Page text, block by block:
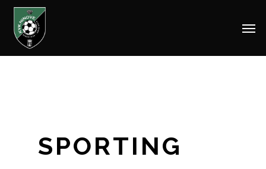
Skip
SPORTING